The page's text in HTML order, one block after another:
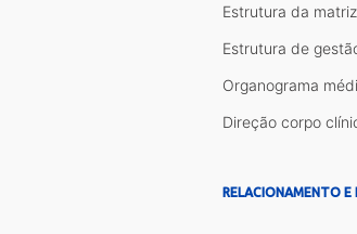
Estrutura da matriz
Estrutura de
Organograma
Direção corpo
RELACIONAMENTO E